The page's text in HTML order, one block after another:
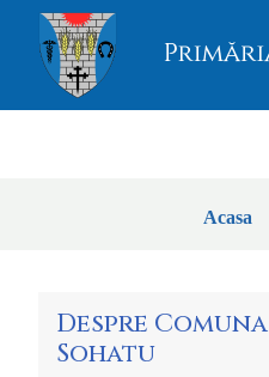
Acasa
Despre Comuna
Sohatu